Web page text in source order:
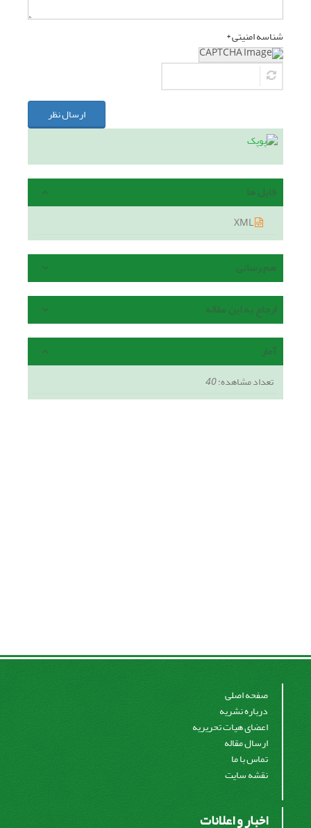
شناسه امنیتی *
ارسال نظر
فایل ها
هم رسانی
ارجاع به این مقاله
آمار
تعداد مشاهده:40
صفحه اصلی
درباره نشریه
اعضای هیات تحریریه
ارسال مقاله
تماس با ما
نقشه سایت
اخبار و اعلانات